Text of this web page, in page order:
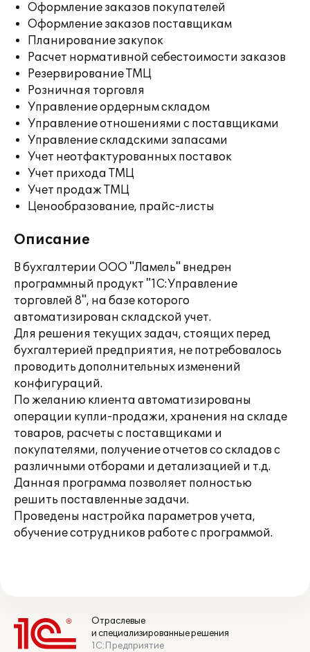
Оформление заказов покупателей
Оформление заказов поставщикам
Планирование закупок
Расчет нормативной себестоимости заказов
Резервирование ТМЦ
Розничная торговля
Управление ордерным складом
Управление отношениями с поставщиками
Управление складскими запасами
Учет неотфактурованных поставок
Учет прихода ТМЦ
Учет продаж ТМЦ
Ценообразование, прайс-листы
Описание
В бухгалтерии ООО "Ламель" внедрен
программный продукт "1С:Управление
торговлей 8", на базе которого
автоматизирован складской учет.
Для решения текущих задач, стоящих перед
бухгалтерией предприятия, не потребовалось
проводить дополнительных изменений
конфигураций.
По желанию клиента автоматизированы
операции купли-продажи, хранения на складе
товаров, расчеты с поставщиками и
покупателями, получение отчетов со складов с
различными отборами и детализацией и т.д.
Данная программа позволяет полностью
решить поставленные задачи.
Проведены настройка параметров учета,
обучение сотрудников работе с программой.
Отраслевые
и специализированные решения
1С:Предприятие